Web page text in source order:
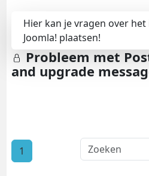
Hier kan je vragen over
Joomla! plaatsen!
Probleem met
and upgrade
1